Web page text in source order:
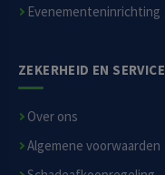
Evenementeninrichting
ZEKERHEID EN SERVICE
Over ons
Algemene voorwaarden